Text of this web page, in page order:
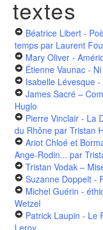
textes
Béatrice Libert -
temps par Laurent
Mary Oliver -
Étienne Vaunac -
Isabelle Lévesque
James Sacré –
Huglo
Pierre Vinclair - La
du Rhône par Tristan
Ariot Chloé et
Ange-Rodin... par
Tristan Vodak –
Suzanne Doppelt -
Michel Guérin -
Wetzel
Patrick Laupin - Le